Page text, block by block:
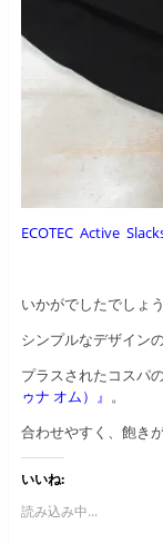
ECOTEC Active
いかがでしたでしょう
シンプルなデザイン
プラスされたコスパ
ゥナ オム）』 。
合わせやすく、飽き
いいね:
読み込み中...